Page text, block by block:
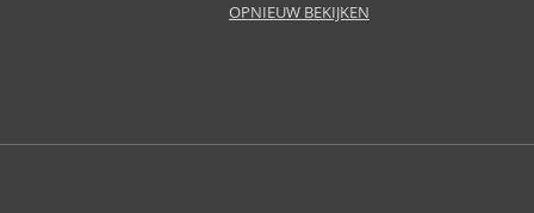
Costume National (13)
OPNIEUW BEKIJKEN